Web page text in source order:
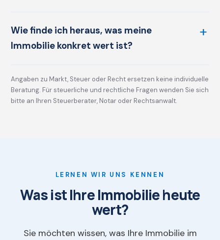
Wie finde ich heraus, was meine
Immobilie konkret wert ist?
Angaben zu Markt, Steuer oder Recht ersetzen keine individuelle
Beratung. Für steuerliche und rechtliche Fragen wenden Sie sich
bitte an Ihren Steuerberater, Notar oder Rechtsanwalt.
LERNEN WIR UNS KENNEN
Was ist Ihre Immobilie heute
wert?
Sie möchten wissen, was Ihre Immobilie im